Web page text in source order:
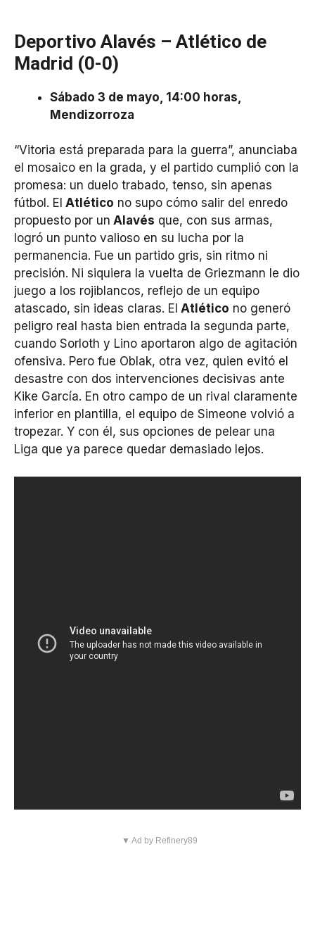
Deportivo Alavés – Atlético de
Madrid (0-0)
Sábado 3 de mayo, 14:00 horas,
Mendizorroza
“Vitoria está preparada para la guerra”, anunciaba
el mosaico en la grada, y el partido cumplió con la
promesa: un duelo trabado, tenso, sin apenas
fútbol. El Atlético no supo cómo salir del enredo
propuesto por un Alavés que, con sus armas,
logró un punto valioso en su lucha por la
permanencia. Fue un partido gris, sin ritmo ni
precisión. Ni siquiera la vuelta de Griezmann le dio
juego a los rojiblancos, reflejo de un equipo
atascado, sin ideas claras. El Atlético no generó
peligro real hasta bien entrada la segunda parte,
cuando Sorloth y Lino aportaron algo de agitación
ofensiva. Pero fue Oblak, otra vez, quien evitó el
desastre con dos intervenciones decisivas ante
Kike García. En otro campo de un rival claramente
inferior en plantilla, el equipo de Simeone volvió a
tropezar. Y con él, sus opciones de pelear una
Liga que ya parece quedar demasiado lejos.
▼ Ad by Refinery89